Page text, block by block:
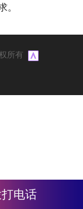
所有
电话